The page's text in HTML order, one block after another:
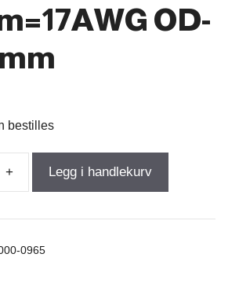
OD-
bestilles
Coil
+ Legg i handlekurv
0965